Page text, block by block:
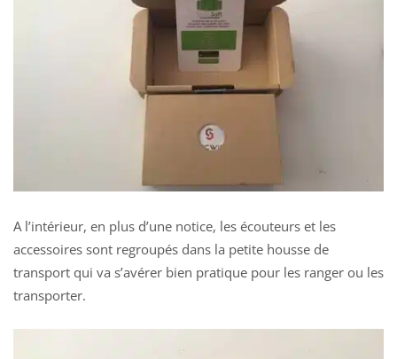
A l’intérieur, en plus d’une notice, les écouteurs et les
accessoires sont regroupés dans la petite housse de
transport qui va s’avérer bien pratique pour les ranger ou les
transporter.